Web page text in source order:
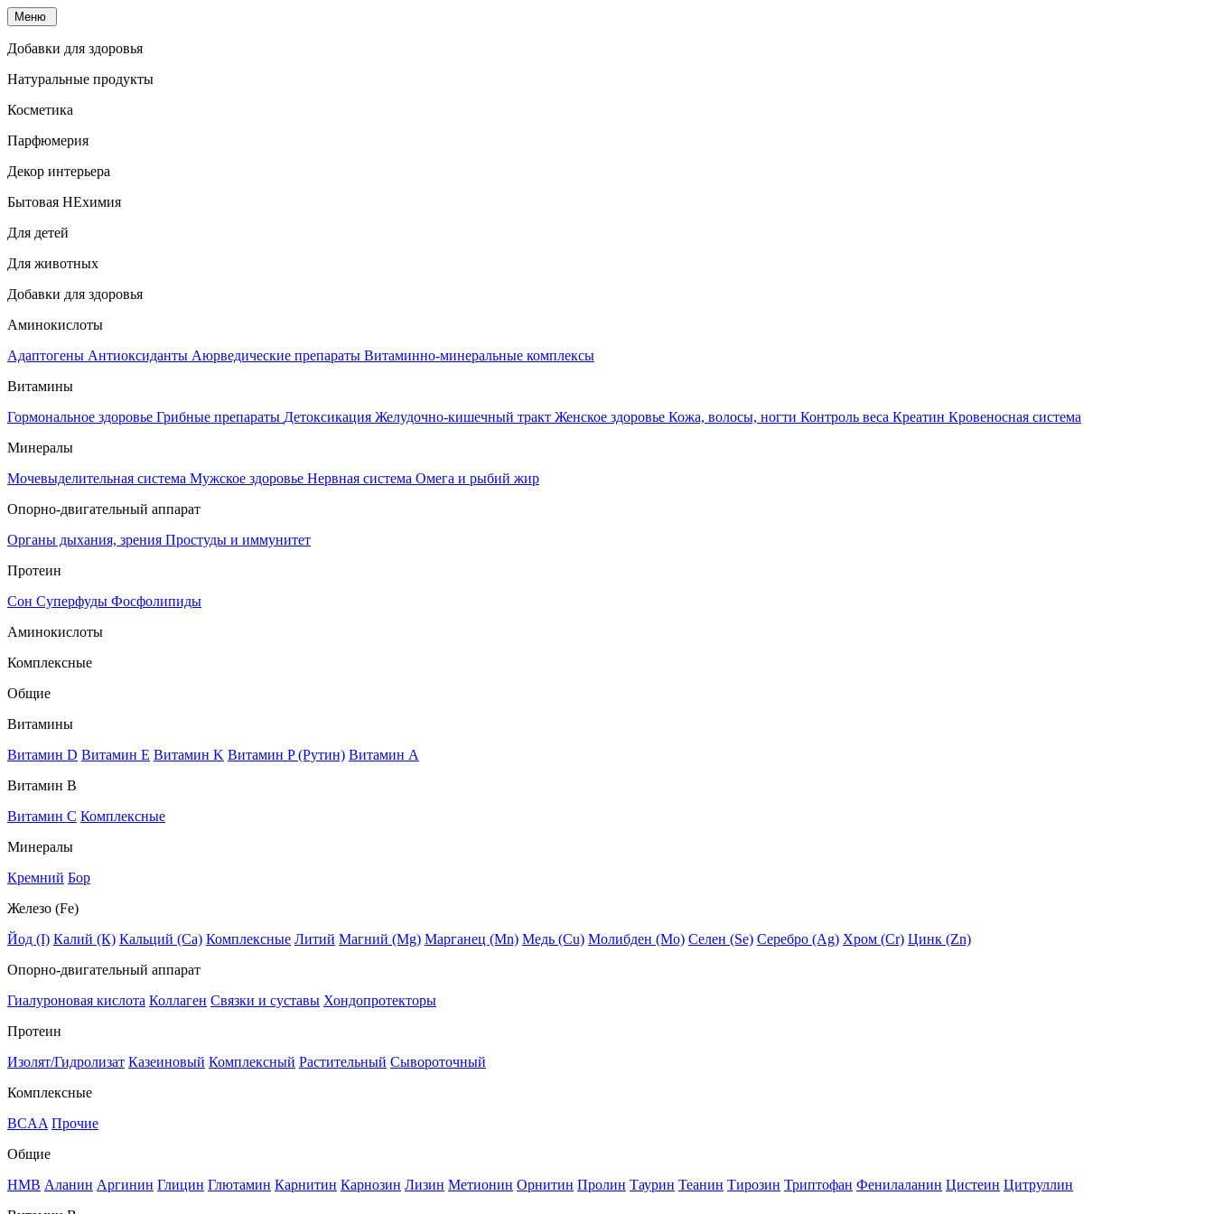
Меню
Добавки для здоровья
Натуральные продукты
Косметика
Парфюмерия
Декор интерьера
Бытовая НЕхимия
Для детей
Для животных
Добавки для здоровья
Аминокислоты
Адаптогены Антиоксиданты Аюрведические препараты Витаминно-минеральные комплексы
Витамины
Гормональное здоровье Грибные препараты Детоксикация Желудочно-кишечный тракт Женское здоровье Кожа, волосы, ногти Контроль веса Креатин Кровеносная система
Минералы
Мочевыделительная система Мужское здоровье Нервная система Омега и рыбий жир
Опорно-двигательный аппарат
Органы дыхания, зрения Простуды и иммунитет
Протеин
Сон Суперфуды Фосфолипиды
Аминокислоты
Комплексные
Общие
Витамины
Витамин D Витамин E Витамин K Витамин P (Рутин) Витамин А
Витамин В
Витамин C Комплексные
Минералы
Кремний Бор
Железо (Fe)
Йод (I) Калий (К) Кальций (Са) Комплексные Литий Магний (Mg) Марганец (Mn) Медь (Сu) Молибден (Мо) Селен (Se) Серебро (Ag) Хром (Cr) Цинк (Zn)
Опорно-двигательный аппарат
Гиалуроновая кислота Коллаген Связки и суставы Хондопротекторы
Протеин
Изолят/Гидролизат Казеиновый Комплексный Растительный Сывороточный
Комплексные
BCAA Прочие
Общие
HMB Аланин Аргинин Глицин Глютамин Карнитин Карнозин Лизин Метионин Орнитин Пролин Таурин Теанин Тирозин Триптофан Фенилаланин Цистеин Цитруллин